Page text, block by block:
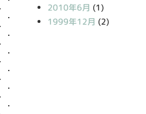
2010年6月 (1)
1999年12月 (2)